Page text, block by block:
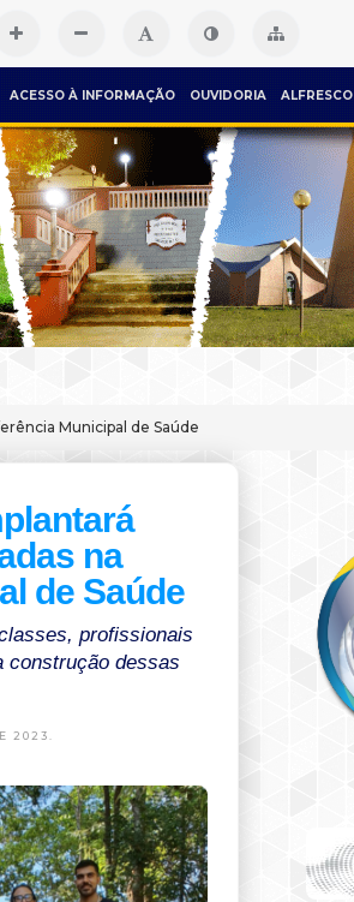
ACESSO À INFORMAÇÃO OUVIDORIA ALFRESCO
Municipal de Saúde
na
de Saúde
profissionais
construção dessas
2023.